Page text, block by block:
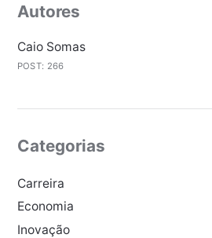
Autores
Caio Somas
POST: 266
Categorias
Carreira
Economia
Inovação